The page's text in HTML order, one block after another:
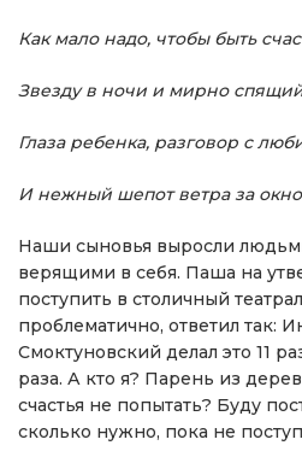
Как мало надо, чтобы быть
Звезду в ночи и мирно
Глаза ребенка, разговор с
И нежный шепот ветра за
Наши сыновья выросли
верящими в себя. Паша на
поступить в столичный
проблематично, ответил так:
Смоктуновский делал это 11
раза. А кто я? Парень из
счастья не попытать? Буду
сколько нужно, пока не